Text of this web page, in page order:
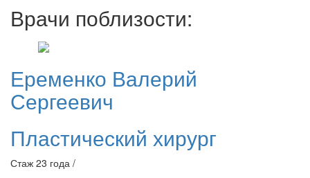
Врачи поблизости:
Еременко Валерий
Сергеевич
Пластический хирург
Стаж 23 года /